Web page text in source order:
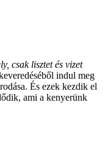
csak lisztet és vizet
indul meg
És ezek kezdik el
ami a kenyerünk